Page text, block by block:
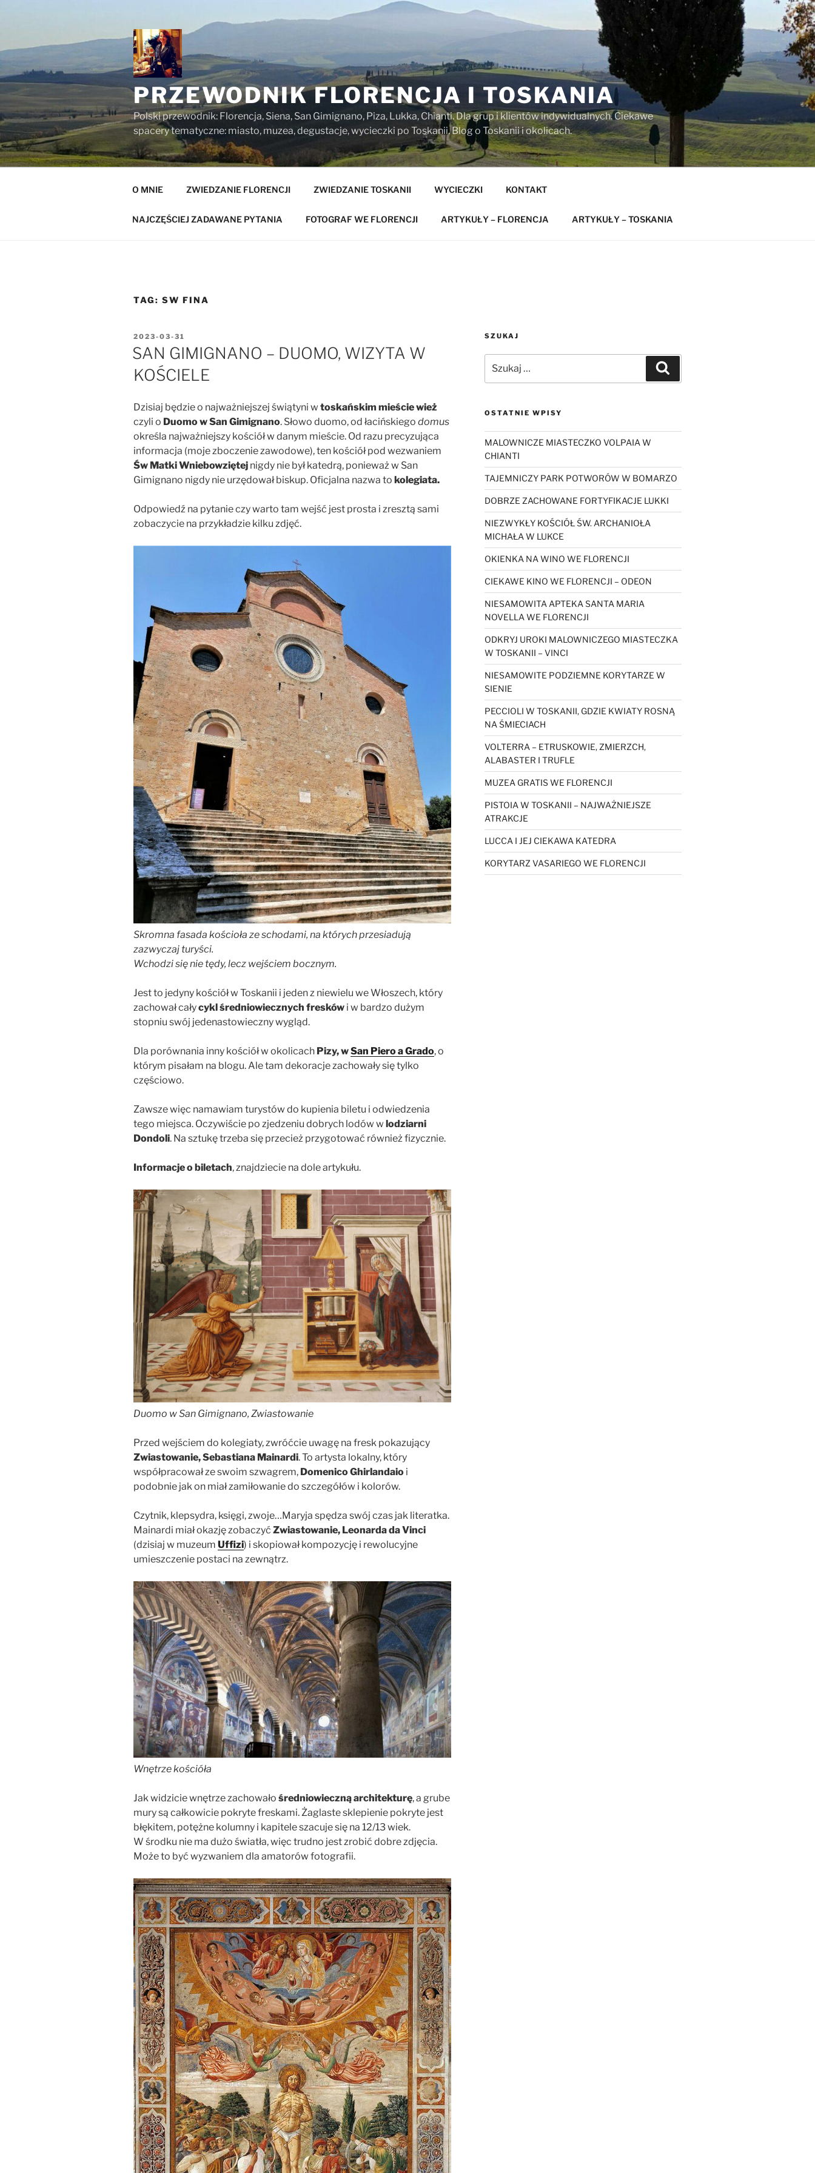
PRZEWODNIK FLORENCJA I TOSKANIA
Polski przewodnik: Florencja, Siena, San Gimignano, Piza, Lukka, Chianti. Dla grup i klientów indywidualnych. Ciekawe
spacery tematyczne: miasto, muzea, degustacje, wycieczki po Toskanii. Blog o Toskanii i okolicach.
O MNIE ZWIEDZANIE FLORENCJI ZWIEDZANIE TOSKANII WYCIECZKI KONTAKT
NAJCZĘŚCIEJ ZADAWANE PYTANIA FOTOGRAF WE FLORENCJI ARTYKUŁY – FLORENCJA ARTYKUŁY – TOSKANIA
TAG: SW FINA
OPUBLIKOWANE
W
2023-03-31
SAN GIMIGNANO – DUOMO, WIZYTA W
KOŚCIELE
Dzisiaj będzie o najważniejszej świątyni w toskańskim mieście wież
czyli o Duomo w San Gimignano. Słowo duomo, od łacińskiego domus
określa najważniejszy kościół w danym mieście. Od razu precyzująca
informacja (moje zboczenie zawodowe), ten kościół pod wezwaniem
Św Matki Wniebowziętej nigdy nie był katedrą, ponieważ w San
Gimignano nigdy nie urzędował biskup. Oficjalna nazwa to kolegiata.
Odpowiedź na pytanie czy warto tam wejść jest prosta i zresztą sami
zobaczycie na przykładzie kilku zdjęć.
Skromna fasada kościoła ze schodami, na których przesiadują
zazwyczaj turyści.
Wchodzi się nie tędy, lecz wejściem bocznym.
Jest to jedyny kościół w Toskanii i jeden z niewielu we Włoszech, który
zachował całycykl średniowiecznych fresków i w bardzo dużym
stopniu swój jedenastowieczny wygląd.
Dla porównania inny kościół w okolicach Pizy, wSan Piero a Grado, o
którym pisałam na blogu. Ale tam dekoracje zachowały się tylko
częściowo.
Zawsze więc namawiam turystów do kupienia biletu i odwiedzenia
tego miejsca. Oczywiście po zjedzeniu dobrych lodów w lodziarni
Dondoli. Na sztukę trzeba się przecież przygotować również fizycznie.
Informacje o biletach, znajdziecie na dole artykułu.
Duomo w San Gimignano, Zwiastowanie
Przed wejściem do kolegiaty, zwróćcie uwagę na fresk pokazujący
Zwiastowanie, Sebastiana Mainardi. To artysta lokalny, który
współpracował ze swoim szwagrem, Domenico Ghirlandaio i
podobnie jak on miał zamiłowanie do szczegółów i kolorów.
Czytnik, klepsydra, księgi, zwoje…Maryja spędza swój czas jak literatka.
Mainardi miał okazję zobaczyć Zwiastowanie, Leonarda da Vinci
(dzisiaj w muzeum Uffizi) i skopiował kompozycję i rewolucyjne
umieszczenie postaci na zewnątrz.
Wnętrze kościóła
Jak widzicie wnętrze zachowało średniowieczną architekturę, a grube
mury są całkowicie pokryte freskami. Żaglaste sklepienie pokryte jest
błękitem, potężne kolumny i kapitele szacuje się na 12/13 wiek.
W środku nie ma dużo światła, więc trudno jest zrobić dobre zdjęcia.
Może to być wyzwaniem dla amatorów fotografii.
SZUKAJ
OSTATNIE WPISY
MALOWNICZE MIASTECZKO VOLPAIA W
CHIANTI
TAJEMNICZY PARK POTWORÓW W BOMARZO
DOBRZE ZACHOWANE FORTYFIKACJE LUKKI
NIEZWYKŁY KOŚCIÓŁ ŚW. ARCHANIOŁA
MICHAŁA W LUKCE
OKIENKA NA WINO WE FLORENCJI
CIEKAWE KINO WE FLORENCJI – ODEON
NIESAMOWITA APTEKA SANTA MARIA
NOVELLA WE FLORENCJI
ODKRYJ UROKI MALOWNICZEGO MIASTECZKA
W TOSKANII – VINCI
NIESAMOWITE PODZIEMNE KORYTARZE W
SIENIE
PECCIOLI W TOSKANII, GDZIE KWIATY ROSNĄ
NA ŚMIECIACH
VOLTERRA – ETRUSKOWIE, ZMIERZCH,
ALABASTER I TRUFLE
MUZEA GRATIS WE FLORENCJI
PISTOIA W TOSKANII – NAJWAŻNIEJSZE
ATRAKCJE
LUCCA I JEJ CIEKAWA KATEDRA
KORYTARZ VASARIEGO WE FLORENCJI